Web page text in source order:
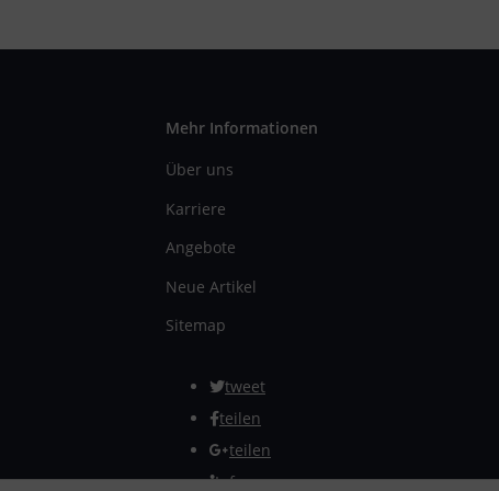
Mehr Informationen
Über uns
Karriere
Angebote
Neue Artikel
Sitemap
tweet
teilen
teilen
Info